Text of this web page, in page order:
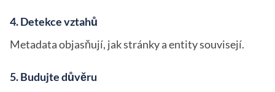
4. Detekce vztahů
Metadata objasňují, jak stránky a entity souvisejí.
5. Budujte důvěru